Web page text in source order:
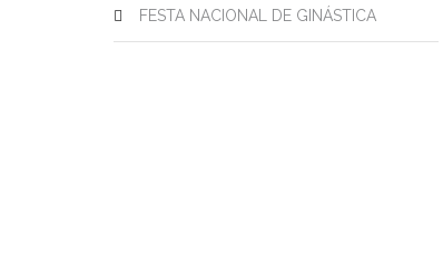
FESTA NACIONAL DE GINÁSTICA